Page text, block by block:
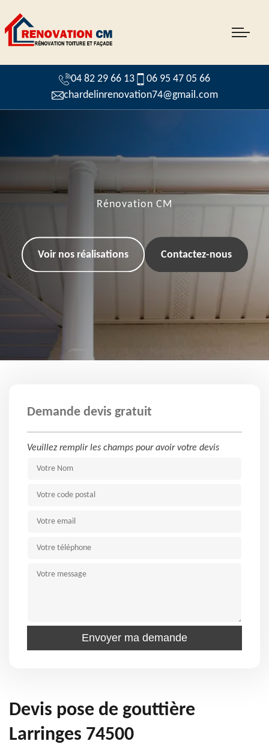
04 82 29 66 13
06 95 47 05 66
chardelinrenovation74@gmail.com
Rénovation CM
Voir nos réalisations Contactez-nous
Demande devis gratuit
Veuillez remplir les champs pour avoir votre devis
Devis pose de gouttière
Larringes 74500